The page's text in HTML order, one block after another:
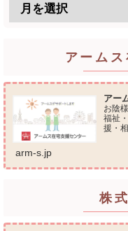
アーム
アー
お陰
福祉
援・
arm-s.jp
株